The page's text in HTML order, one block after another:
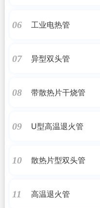
06 工业电热管
07 异型双头管
08 带散热片干烧管
09 U型高温退火管
10 散热片型双头管
11 高温退火管